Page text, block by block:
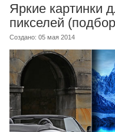
Яркие картинки
пикселей
Создано: 05 мая 2014